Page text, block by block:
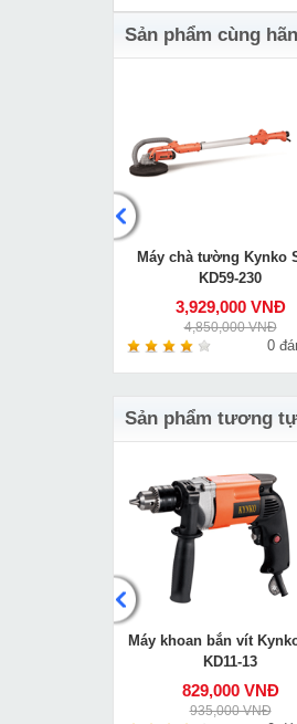
Sản phẩm cùng
Máy chà tường Kynko
KD59-230
3,929,000 VNĐ
4,850,000 VNĐ
0
Sản phẩm tương tự
Máy khoan bắn vít
KD11-13
829,000 VNĐ
935,000 VNĐ